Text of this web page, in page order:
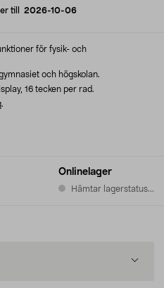
till 2026-10-06
Onlinelager
Hämtar lagerstatus...
för fysik- och
och högskolan.
16 tecken per rad.